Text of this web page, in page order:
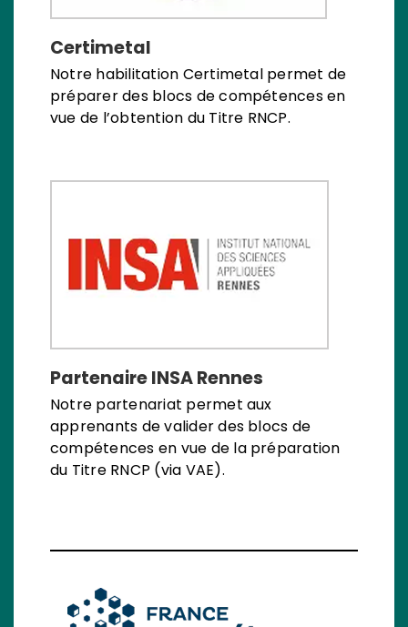
Certimetal
Notre habilitation Certimetal permet de
préparer des blocs de compétences en
vue de l’obtention du Titre RNCP.
Partenaire INSA Rennes
Notre partenariat permet aux
apprenants de valider des blocs de
compétences en vue de la préparation
du Titre RNCP (via VAE).